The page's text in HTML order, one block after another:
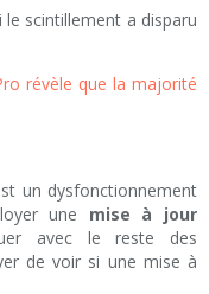
scintillement a disparu
révèle que la majorité
un dysfonctionnement
une mise à jour
avec le reste des
de voir si une mise à